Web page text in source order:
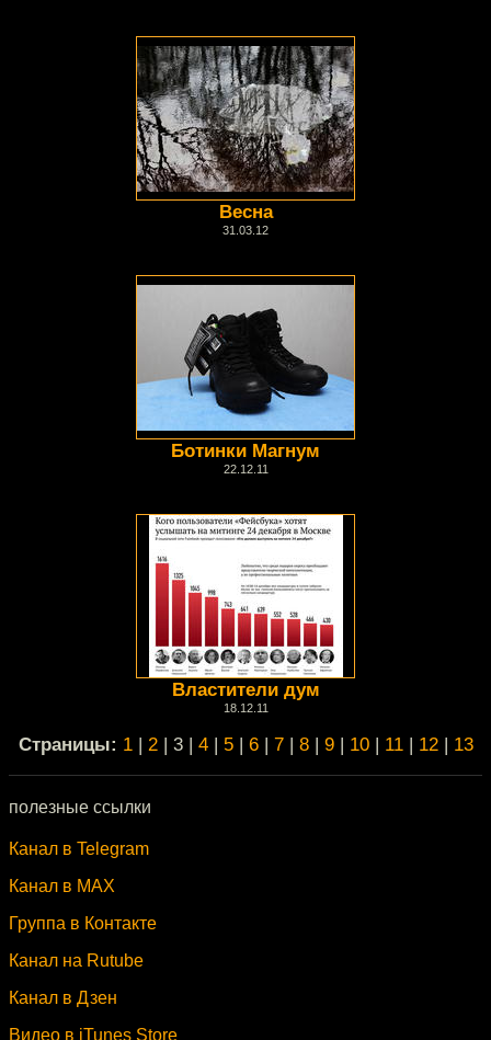
Весна
31.03.12
Ботинки Магнум
22.12.11
Властители дум
18.12.11
Cтраницы: 1| 2| 3 | 4| 5| 6| 7| 8| 9| 10| 11| 12| 13
полезные ссылки
Канал в Telegram
Канал в MAX
Группа в Контакте
Канал на Rutube
Канал в Дзен
Видео в iTunes Store